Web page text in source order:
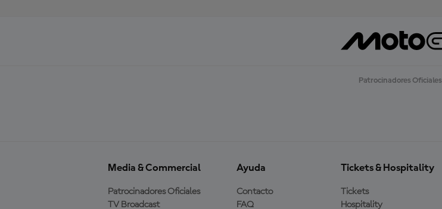
Patrocinadores Oficiales
Media & Commercial
Patrocinadores Oficiales
TV Broadcast
Ayuda
Contacto
FAQ
Tickets & Hospitality
Tickets
Hospitality